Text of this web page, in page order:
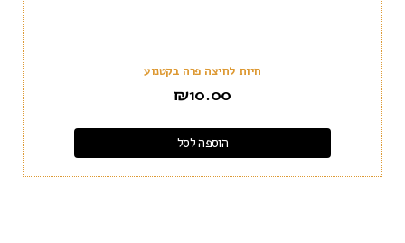
חיות לחיצה פרה בקטנוע
₪10.00
הוספה לסל